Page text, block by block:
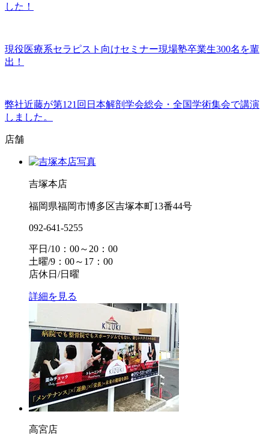
した！
現役医療系セラピスト向けセミナー現場塾卒業生300名を輩
出！
弊社近藤が第121回日本解剖学会総会・全国学術集会で講演
しました。
店舗
吉塚本店
福岡県福岡市博多区吉塚本町13番44号
092-641-5255
平日/10：00～20：00
土曜/9：00～17：00
店休日/日曜
詳細を見る
高宮店